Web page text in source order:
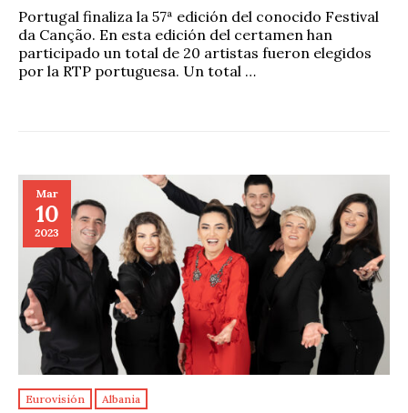
Portugal finaliza la 57ª edición del conocido Festival
da Canção. En esta edición del certamen han
participado un total de 20 artistas fueron elegidos
por la RTP portuguesa. Un total …
Mar
10
2023
Eurovisión Albania